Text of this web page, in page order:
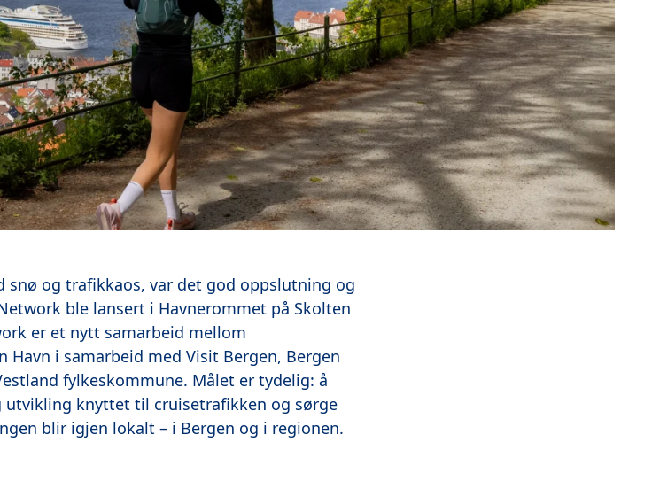
og trafikkaos, var det god oppslutning og
ble lansert i Havnerommet på Skolten
er et nytt samarbeid mellom
Havn i samarbeid med Visit Bergen, Bergen
fylkeskommune. Målet er tydelig: å
knyttet til cruisetrafikken og sørge
blir igjen lokalt – i Bergen og i regionen.